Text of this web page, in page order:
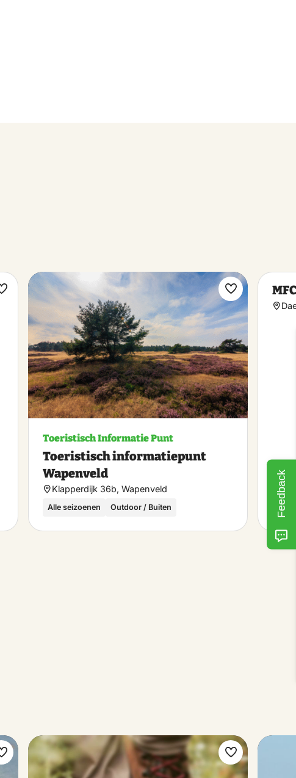
Maak
favoriet
Toeristisch Informatie Punt
Toeristisch informatiepunt
Wapenveld
Klapperdijk 36b, Wapenveld
Alle seizoenen Outdoor / Buiten
Maak
favoriet
Maak
Maak
Feedback